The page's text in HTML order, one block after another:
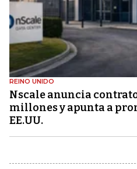
REINO UNIDO
Nscale anuncia
millones y apunta a
EE.UU.